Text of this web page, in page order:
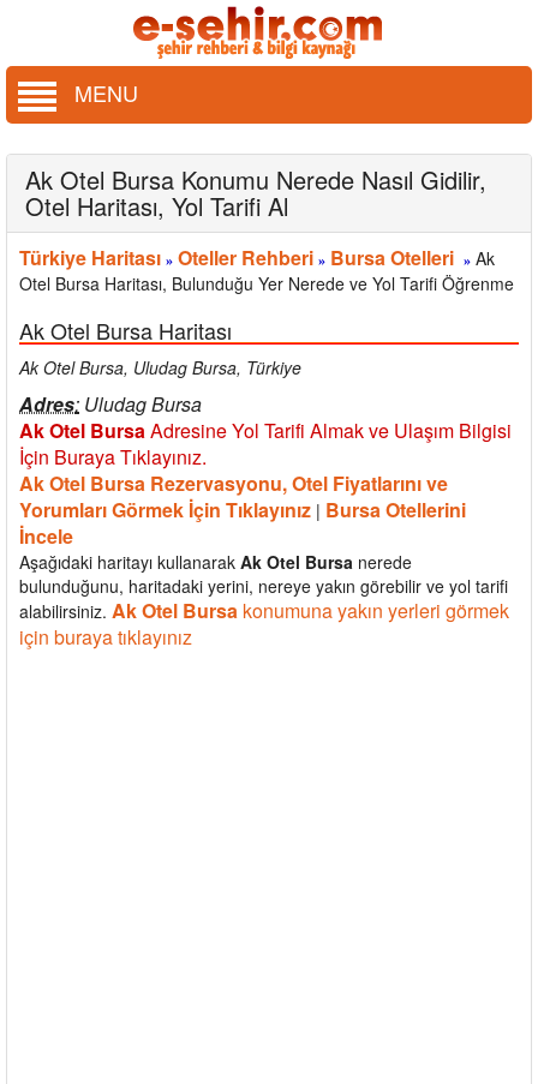
MENU
Ak Otel Bursa Konumu Nerede Nasıl Gidilir,
Otel Haritası, Yol Tarifi Al
Türkiye Haritası » Oteller Rehberi » Bursa Otelleri » Ak
Otel Bursa Haritası, Bulunduğu Yer Nerede ve Yol Tarifi Öğrenme
Ak Otel Bursa Haritası
Ak Otel Bursa, Uludag Bursa, Türkiye
Adres: Uludag Bursa
Ak Otel BursaAdresine Yol Tarifi Almak ve Ulaşım Bilgisi
İçin Buraya Tıklayınız.
Ak Otel Bursa Rezervasyonu, Otel Fiyatlarını ve
Yorumları Görmek İçin Tıklayınız | Bursa Otellerini
İncele
Aşağıdaki haritayı kullanarak Ak Otel Bursa nerede
bulunduğunu, haritadaki yerini, nereye yakın görebilir ve yol tarifi
alabilirsiniz. Ak Otel Bursa konumuna yakın yerleri görmek
için buraya tıklayınız